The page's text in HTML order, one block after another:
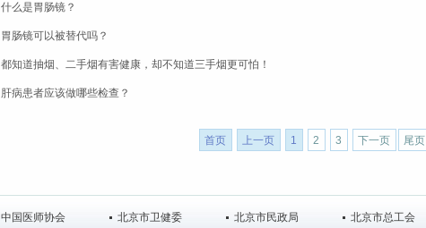
什么是胃肠镜？
胃肠镜可以被替代吗？
都知道抽烟、二手烟有害健康，却不知道三手烟更可怕！
肝病患者应该做哪些检查？
首页 上一页 1 2 3 下一页 尾页
中国医师协会 北京市卫健委 北京市民政局 北京市总工会